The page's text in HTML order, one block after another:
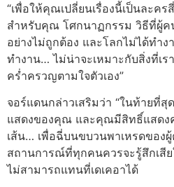
“เพื่อให้คุณเปลี่ยนเรื่องนี้เป็นละค
สำหรับคุณ โศกนาฏกรรม วิธีที่ผู้ค
อย่างไม่ถูกต้อง และโลกไม่ได้ทำ
ทำงาน… ไม่น่าจะเหมาะกับสิ่งที่เร
คร่ำครวญตามใจตัวเอง”
จอร์แดนกล่าวเสริมว่า “ในท้ายที่
แสดงของคุณ และคุณมีสิทธิ์แสดง
เส้น… เพื่อฉี่บนขบวนพาเหรดของ
สถานการณ์ที่ทุกคนควรจะรู้สึกเสีย
ไม่สามารถแทนที่เดเคอาได้